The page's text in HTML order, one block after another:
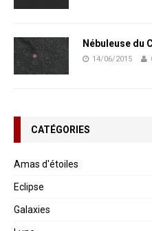
Nébuleuse du
14/06/2015
CATÉGORIES
Amas d'étoiles
Eclipse
Galaxies